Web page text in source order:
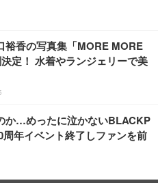
裕香の写真集「MORE MORE
定！ 水着やランジェリーで美
か…めったに泣かないBLACKP
年イベント終了しファンを前